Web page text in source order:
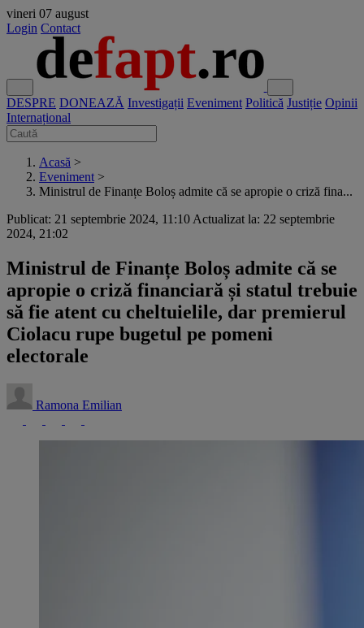
vineri 07 august
Login Contact
DESPRE DONEAZĂ Investigații Eveniment Politică Justiție Opinii
Internațional
Acasă >
Eveniment >
Ministrul de Finanțe Boloș admite că se apropie o criză fina...
Publicat: 21 septembrie 2024, 11:10 Actualizat la: 22 septembrie
2024, 21:02
Ministrul de Finanțe Boloș admite că se
apropie o criză financiară și statul trebuie
să fie atent cu cheltuielile, dar premierul
Ciolacu rupe bugetul pe pomeni
electorale
Ramona Emilian